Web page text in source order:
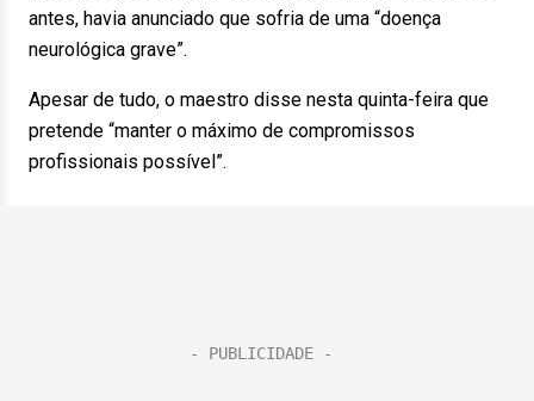
antes, havia anunciado que sofria de uma “doença
neurológica grave”.
Apesar de tudo, o maestro disse nesta quinta-feira que
pretende “manter o máximo de compromissos
profissionais possível”.